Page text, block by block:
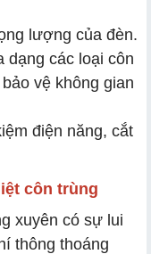
lượng của đèn.
dạng các loại côn
vệ không gian
điện năng, cắt
côn trùng
xuyên có sự lui
thông thoáng